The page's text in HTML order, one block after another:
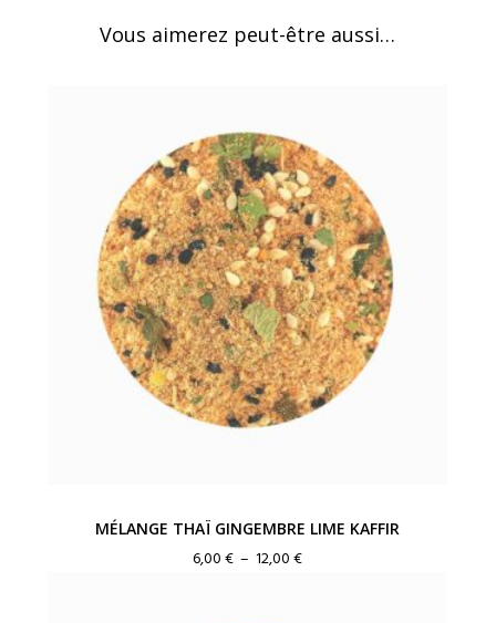
Vous aimerez peut-être aussi…
MÉLANGE THAÏ GINGEMBRE LIME KAFFIR
6,00€ – 12,00€Plage